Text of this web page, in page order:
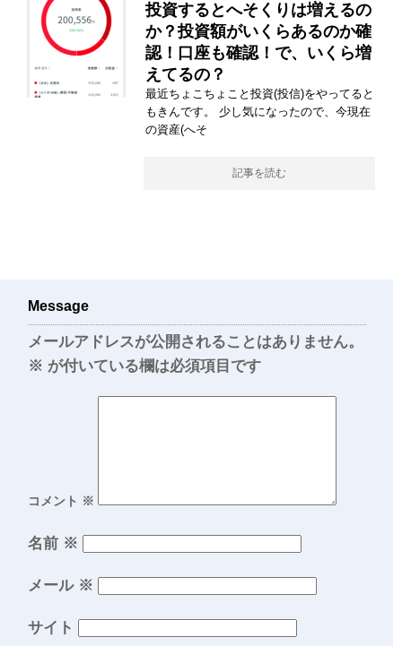
投資するとへそくりは増えるの
か？投資額がいくらあるのか確
認！口座も確認！で、いくら増
えてるの？
最近ちょこちょこと投資(投信)をやってると
もきんです。 少し気になったので、今現在
の資産(へそ
記事を読む
Message
メールアドレスが公開されることはありません。
※ が付いている欄は必須項目です
コメント ※
名前 ※
メール ※
サイト